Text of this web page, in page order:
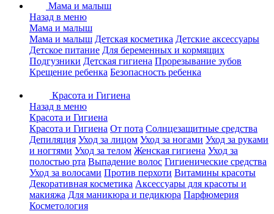
Мама и малыш
Назад в меню
Мама и малыш
Мама и малыш Детская косметика Детские аксессуары
Детское питание Для беременных и кормящих
Подгузники Детская гигиена Прорезывание зубов
Крещение ребенка Безопасность ребенка
Красота и Гигиена
Назад в меню
Красота и Гигиена
Красота и Гигиена От пота Солнцезащитные средства
Депиляция Уход за лицом Уход за ногами Уход за руками
и ногтями Уход за телом Женская гигиена Уход за
полостью рта Выпадение волос Гигиенические средства
Уход за волосами Против перхоти Витамины красоты
Декоративная косметика Аксессуары для красоты и
макияжа Для маникюра и педикюра Парфюмерия
Косметология